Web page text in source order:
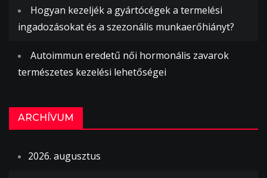
Hogyan kezeljék a gyártócégek a termelési
ingadozásokat és a szezonális munkaerőhiányt?
Autoimmun eredetű női hormonális zavarok
természetes kezelési lehetőségei
ARCHÍVUM
2026. augusztus